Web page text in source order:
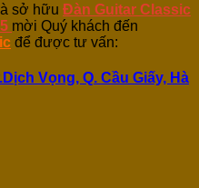
sở hữu Đàn Guitar Classic
mời Quý khách đến
để được tư vấn:
Vọng, Q. Cầu Giấy, Hà